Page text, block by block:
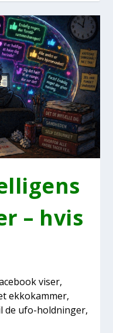
– hvis
viser,
ekko­kam­mer,
de ufo-hold­nin­ger,